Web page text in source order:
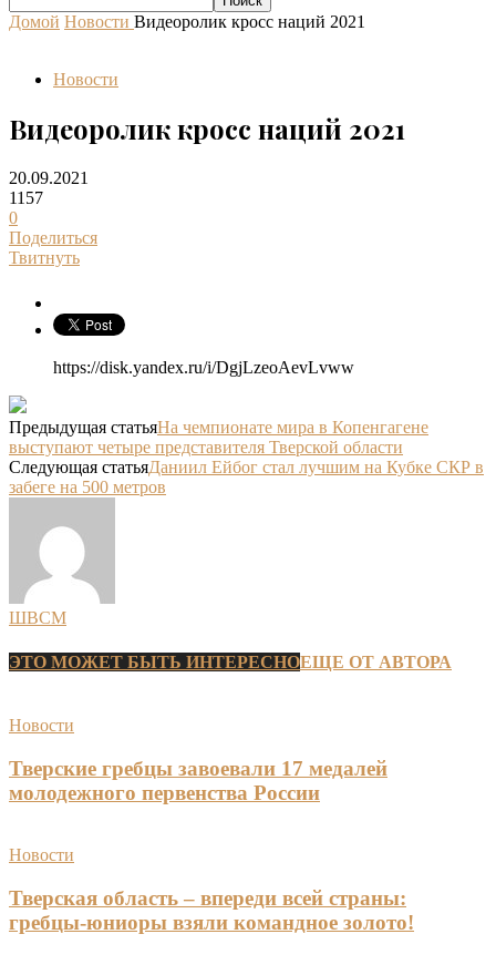
Домой Новости Видеоролик кросс наций 2021
Новости
Видеоролик кросс наций 2021
20.09.2021
1157
0
Поделиться
Твитнуть
https://disk.yandex.ru/i/DgjLzeoAevLvww
Предыдущая статьяНа чемпионате мира в Копенгагене
выступают четыре представителя Тверской области
Следующая статьяДаниил Ейбог стал лучшим на Кубке СКР в
забеге на 500 метров
ШВСМ
ЭТО МОЖЕТ БЫТЬ ИНТЕРЕСНОЕЩЕ ОТ АВТОРА
Новости
Тверские гребцы завоевали 17 медалей
молодежного первенства России
Новости
Тверская область – впереди всей страны:
гребцы-юниоры взяли командное золото!